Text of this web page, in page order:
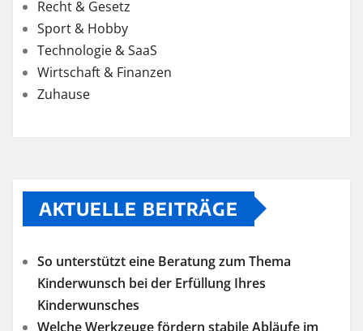
Recht & Gesetz
Sport & Hobby
Technologie & SaaS
Wirtschaft & Finanzen
Zuhause
AKTUELLE BEITRÄGE
So unterstützt eine Beratung zum Thema
Kinderwunsch bei der Erfüllung Ihres
Kinderwunsches
Welche Werkzeuge fördern stabile Abläufe im